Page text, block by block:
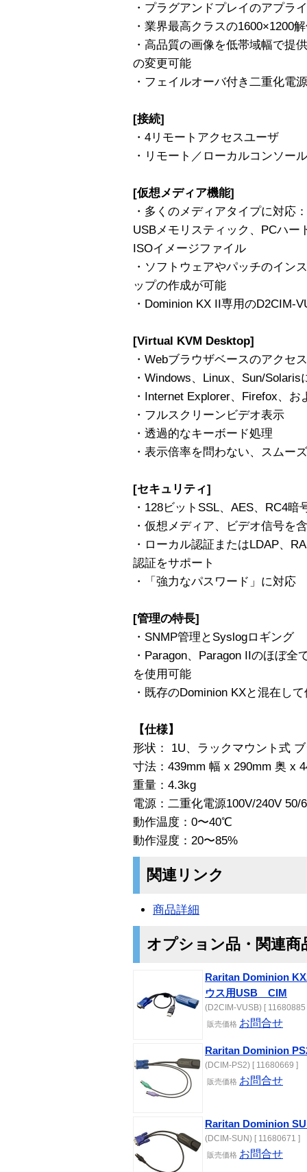
・プラグアンドプレイのアプラ
・業界最高クラスの1600×1200
・高品質の画像を低帯域幅で提
の変更可能
・フェイルオーバ付き二重化電
[接続]
・4リモートアクセスユーザ
・リモート／ローカルコンソー
[仮想メディア機能]
・多くのメディアタイプに対応
USBメモリスティック、PCハ
ISOイメージファイル
・ソフトウェアやパッチのイン
ップの作成が可能
・Dominion KX II専用のD2CIM-
[Virtual KVM Desktop]
・Webブラウザベースのアクセ
・Windows、Linux、Sun/Solaris
・Internet Explorer、Firefox、お
・フルスクリーンビデオ表示
・透過的なキーボード処理
・表示倍率を問わない、スムー
[セキュリティ]
・128ビットSSL、AES、RC4暗
・仮想メディア、ビデオ信号を
・ローカル認証またはLDAP、
認証をサポート
・「強力なパスワード」に対応
[管理の特長]
・SNMP管理とSyslogロギング
・Paragon、Paragon IIのほぼ
を使用可能
・既存のDominion KXと混在し
【仕様】
形状： 1U、ラックマウント式
寸法：439mm 幅 x 290mm 奥 x
重量：4.3kg
電源：二重化電源100V/240V 50/
動作温度：0〜40℃
動作湿度：20〜85%
関連リンク
商品詳細
オプション品・関連商
Raritan Dominion
ウス用USB CIM
(D2CIM-VUSB) [ 11680885
販売価格 お問合せ
Raritan Dominion
(DCIM-PS2) [ 11680669 ]
販売価格 お問合せ
Raritan Dominion
(DCIM-SUN) [ 11680671 ]
販売価格 お問合せ